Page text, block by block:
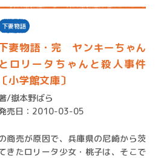
下妻物語
妻物語・完 ヤンキーちゃん
とロリータちゃんと殺人事件
〔小学館文庫〕
/嶽本野ばら
売日：2010-03-05
商売が原因で、兵庫県の尼崎から茨
きたロリータ少女・桃子は、そこで